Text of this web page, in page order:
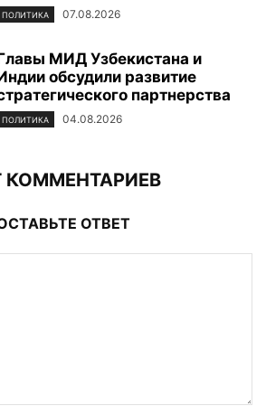
ПОЛИТИКА 07.08.2026
МИД Узбекистана и
обсудили развитие
партнерства
ПОЛИТИКА 04.08.2026
КОММЕНТАРИЕВ
ОТВЕТ